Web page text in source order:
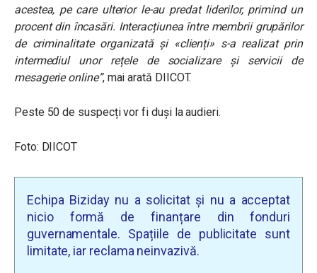
acestea, pe care ulterior le-au predat liderilor, primind un
procent din încasări. Interacțiunea între membrii grupărilor
de criminalitate organizată și «clienți» s-a realizat prin
intermediul unor rețele de socializare și servicii de
mesagerie online”, mai arată DIICOT.
Peste 50 de suspecți vor fi duși la audieri.
Foto: DIICOT
Echipa Biziday nu a solicitat și nu a acceptat
nicio formă de finanțare din fonduri
guvernamentale. Spațiile de publicitate sunt
limitate, iar reclama neinvazivă.